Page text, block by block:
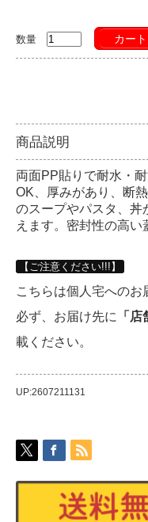
数量 カー
商品説明
両面PP貼りで耐水・
OK、厚みがあり、断
のスープやパスタ、丼
えます。密封性の高
【ご注意ください!!!】
こちらは個人宅へのお
必ず、お届け先に
「店
載ください。
UP:2607211131